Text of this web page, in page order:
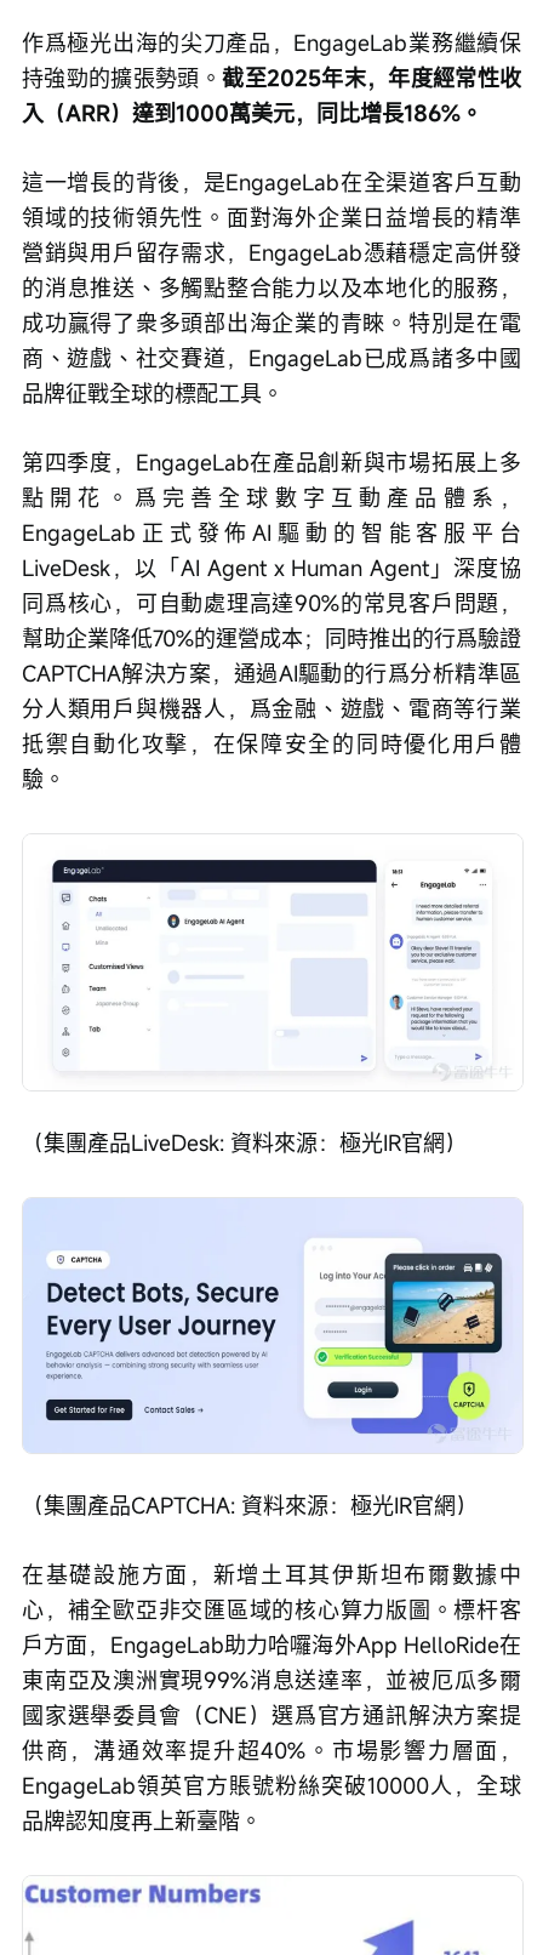
作爲極光出海的尖刀產品，EngageLab業務繼續保
持強勁的擴張勢頭。截至2025年末，年度經常性收
入（ARR）達到1000萬美元，同比增長186%。
這一增長的背後，是EngageLab在全渠道客戶互動
領域的技術領先性。面對海外企業日益增長的精準
營銷與用戶留存需求，EngageLab憑藉穩定高併發
的消息推送、多觸點整合能力以及本地化的服務，
成功贏得了衆多頭部出海企業的青睞。特別是在電
商、遊戲、社交賽道，EngageLab已成爲諸多中國
品牌征戰全球的標配工具。
第四季度，EngageLab在產品創新與市場拓展上多
點開花。爲完善全球數字互動產品體系，
EngageLab正式發佈AI驅動的智能客服平台
LiveDesk，以「AI Agent x Human Agent」深度協
同爲核心，可自動處理高達90%的常見客戶問題，
幫助企業降低70%的運營成本；同時推出的行爲驗證
CAPTCHA解決方案，通過AI驅動的行爲分析精準區
分人類用戶與機器人，爲金融、遊戲、電商等行業
抵禦自動化攻擊，在保障安全的同時優化用戶體
驗。
（集團產品LiveDesk: 資料來源：極光IR官網）
（集團產品CAPTCHA: 資料來源：極光IR官網）
在基礎設施方面，新增土耳其伊斯坦布爾數據中
心，補全歐亞非交匯區域的核心算力版圖。標杆客
戶方面，EngageLab助力哈囉海外App HelloRide在
東南亞及澳洲實現99%消息送達率，並被厄瓜多爾
國家選舉委員會（CNE）選爲官方通訊解決方案提
供商，溝通效率提升超40%。市場影響力層面，
EngageLab領英官方賬號粉絲突破10000人，全球
品牌認知度再上新臺階。